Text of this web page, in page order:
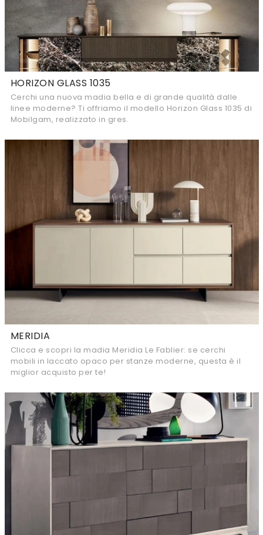
HORIZON GLASS 1035
Cerchi una nuova madia bella e di grande qualità dalle
linee moderne? Ti offriamo il modello Horizon Glass 1035 di
Mobilgam, realizzato in gres.
MERIDIA
Clicca e scopri la madia Meridia Le Fablier: se cerchi
mobili in laccato opaco per stanze moderne, questa è il
miglior acquisto per te!